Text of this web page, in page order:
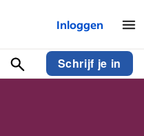
Inloggen
Schrijf je in